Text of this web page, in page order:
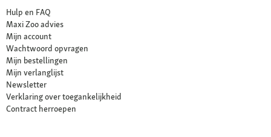
Hulp en FAQ
Maxi Zoo advies
Mijn account
Wachtwoord opvragen
Mijn bestellingen
Mijn verlanglijst
Newsletter
Verklaring over toegankelijkheid
Contract herroepen